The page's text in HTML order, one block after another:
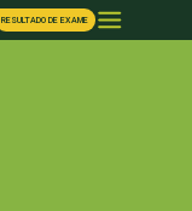
RESULTADO DE EXAME